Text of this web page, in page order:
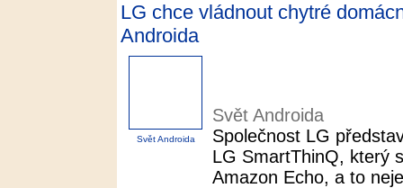
LG chce vládnout chytré
Androida
Svět Androida
Svět Androida
Společnost LG
LG SmartThinQ, který
Amazon Echo, a to